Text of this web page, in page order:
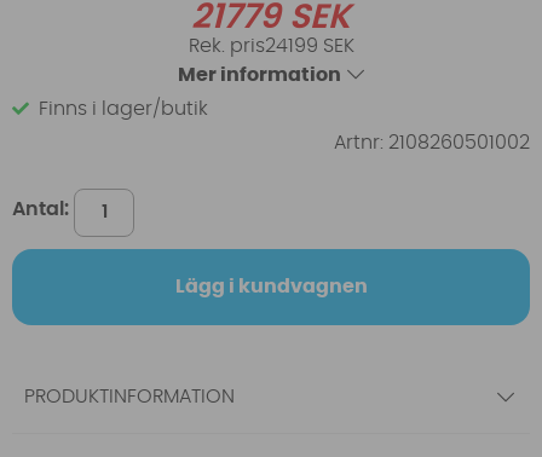
21779SEK
24199 SEK
Mer information
Finns i lager/butik
Artnr: 2108260501002
Antal:
Lägg i kundvagnen
PRODUKTINFORMATION